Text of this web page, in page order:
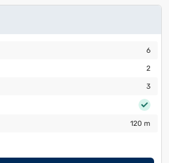
6
2
3
120 m